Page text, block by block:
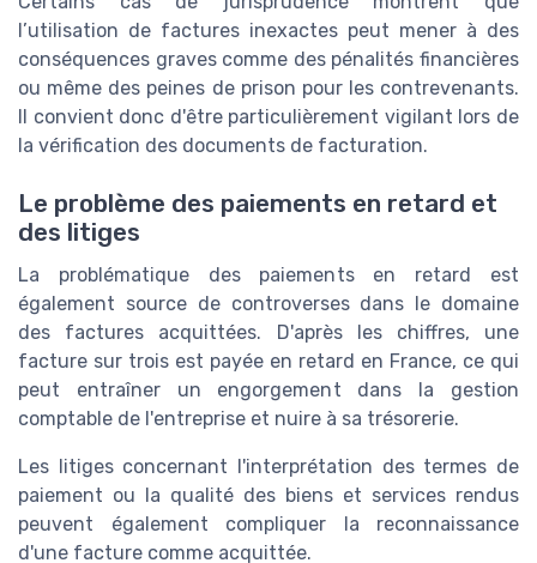
l’utilisation de factures inexactes peut mener à des
conséquences graves comme des pénalités financières
ou même des peines de prison pour les contrevenants.
Il convient donc d'être particulièrement vigilant lors de
la vérification des documents de facturation.
Le problème des paiements en retard et
des litiges
La problématique des paiements en retard est
également source de controverses dans le domaine
des factures acquittées. D'après les chiffres, une
facture sur trois est payée en retard en France, ce qui
peut entraîner un engorgement dans la gestion
comptable de l'entreprise et nuire à sa trésorerie.
Les litiges concernant l'interprétation des termes de
paiement ou la qualité des biens et services rendus
peuvent également compliquer la reconnaissance
d'une facture comme acquittée.